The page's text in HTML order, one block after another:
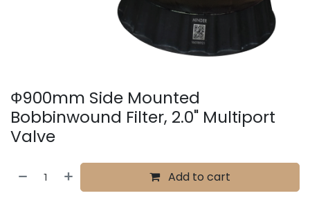
Ф900mm Side Mounted
Bobbinwound Filter, 2.0" Multiport
Valve
Add to cart